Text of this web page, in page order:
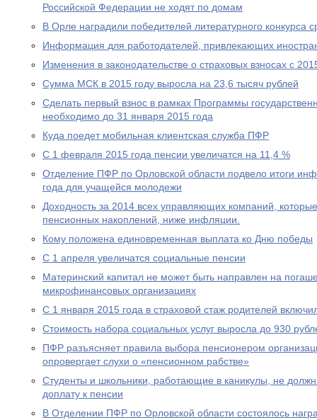
Российской Федерации не ходят по домам
В Орле наградили победителей литературного конкурса
Информация для работодателей, привлекающих
Изменения в законодательстве о страховых взносах с
Сумма МСК в 2015 году выросла на 23,6 тысяч рублей
Сделать первый взнос в рамках Программы
необходимо до 31 января 2015 года
Куда поедет мобильная клиентская служба ПФР
С 1 февраля 2015 года пенсии увеличатся на 11,4 %
Отделение ПФР по Орловской области подвело итоги
года для учащейся молодежи
Доходность за 2014 всех управляющих компаний,
пенсионных накоплений, ниже инфляции.
Кому положена единовременная выплата ко Дню победы
С 1 апреля увеличатся социальные пенсии
Материнский капитал не может быть направлен на
микрофинансовых организациях
С 1 января 2015 года в страховой стаж родителей
Стоимость набора социальных услуг выросла до 930
ПФР разъясняет правила выбора пенсионером
опровергает слухи о «пенсионном рабстве»
Студенты и школьники, работающие в каникулы, не
доплату к пенсии
В Отделении ПФР по Орловской области состоялось